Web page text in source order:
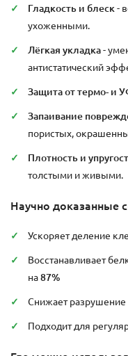
Гладкость и блеск-
ухоженными.
Лёгкая укладка-
антистатический
Защита от термо- и
Запаивание
пористых,
Плотность и
толстыми и живыми.
Научно доказанные
Ускоряет деление
Восстанавливает
на87%
Снижает разрушение
Подходит для